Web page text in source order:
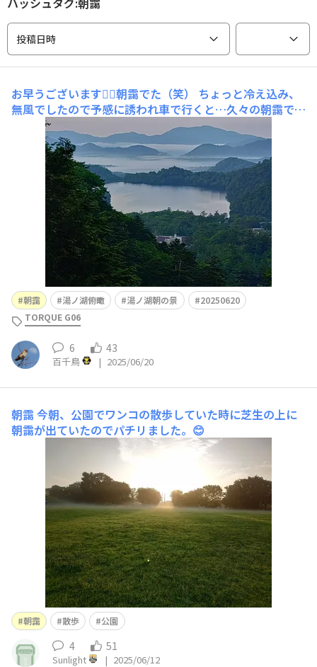
投稿日時
お早うございます🙆‍♂朝靄でた（笑）
ちょっと冷え込み、
無風でしたので予感に誘われ車で行くと…久々の朝靄でし
た～（笑）湯ノ湖俯瞰、湯ノ湖朝の景 TORQUE4倍モード
と0.6倍広角モードにて
朝靄 湯ノ湖俯瞰 湯ノ湖朝の景
20250620
TORQUE G06
6 43
百千鳥 | 2025/06/20
朝靄 今朝、公園でワンコの散歩していた時に芝生の上に
朝靄が出ていたのでパチリました。😊
朝靄 散歩 公園
4 51
Sunlight | 2025/06/12